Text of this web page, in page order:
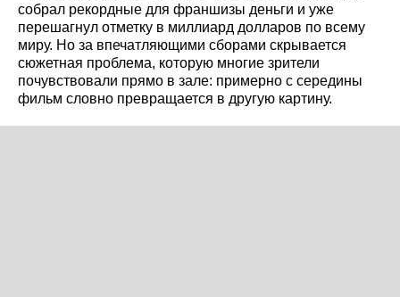
собрал рекордные для франшизы деньги и уже
перешагнул отметку в миллиард долларов по всему
миру. Но за впечатляющими сборами скрывается
сюжетная проблема, которую многие зрители
почувствовали прямо в зале: примерно с середины
фильм словно превращается в другую картину.